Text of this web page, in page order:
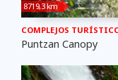
8719,3 km
COMPLEJOS
Puntzan Canopy